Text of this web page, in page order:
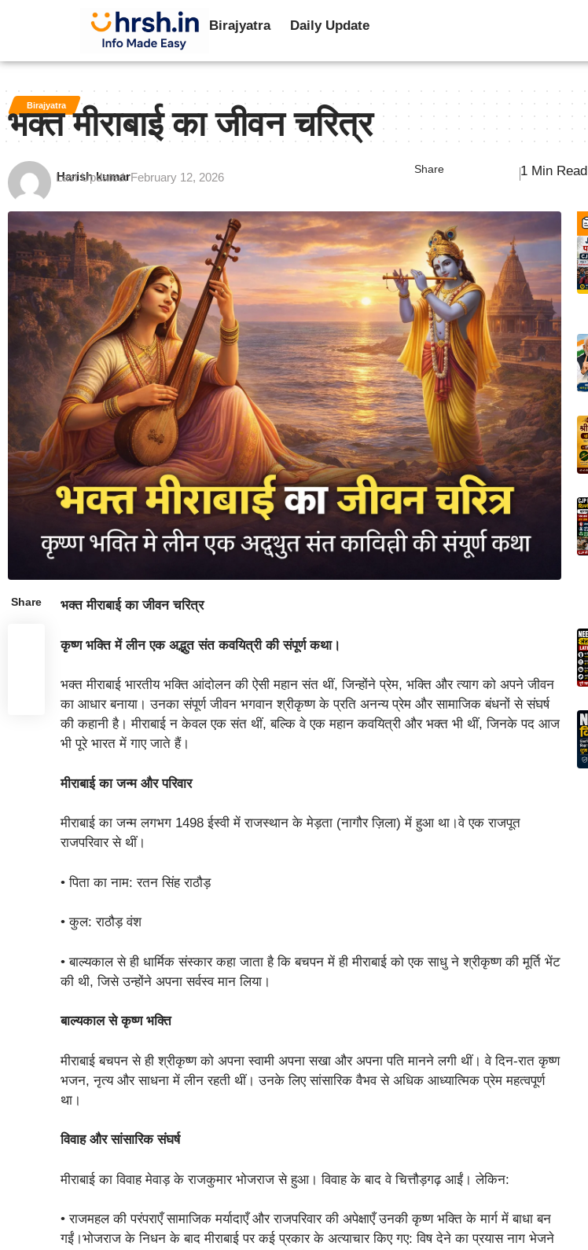
Birajyatra Daily Update
Birajyatra
भक्त मीराबाई का जीवन चरित्र
Harish kumar
Last Updated: February 12, 2026
Share 1 Min Read
Share भक्त मीराबाई का जीवन चरित्र
कृष्ण भक्ति में लीन एक अद्भुत संत कवयित्री की संपूर्ण कथा।
भक्त मीराबाई भारतीय भक्ति आंदोलन की ऐसी महान संत थीं, जिन्होंने प्रेम, भक्ति और त्याग को अपने जीवन
का आधार बनाया। उनका संपूर्ण जीवन भगवान श्रीकृष्ण के प्रति अनन्य प्रेम और सामाजिक बंधनों से संघर्ष
की कहानी है। मीराबाई न केवल एक संत थीं, बल्कि वे एक महान कवयित्री और भक्त भी थीं, जिनके पद आज
भी पूरे भारत में गाए जाते हैं।
मीराबाई का जन्म और परिवार
मीराबाई का जन्म लगभग 1498 ईस्वी में राजस्थान के मेड़ता (नागौर ज़िला) में हुआ था।वे एक राजपूत
राजपरिवार से थीं।
• पिता का नाम: रतन सिंह राठौड़
• कुल: राठौड़ वंश
• बाल्यकाल से ही धार्मिक संस्कार कहा जाता है कि बचपन में ही मीराबाई को एक साधु ने श्रीकृष्ण की मूर्ति भेंट
की थी, जिसे उन्होंने अपना सर्वस्व मान लिया।
बाल्यकाल से कृष्ण भक्ति
मीराबाई बचपन से ही श्रीकृष्ण को अपना स्वामी अपना सखा और अपना पति मानने लगी थीं। वे दिन-रात कृष्ण
भजन, नृत्य और साधना में लीन रहती थीं। उनके लिए सांसारिक वैभव से अधिक आध्यात्मिक प्रेम महत्वपूर्ण
था।
विवाह और सांसारिक संघर्ष
मीराबाई का विवाह मेवाड़ के राजकुमार भोजराज से हुआ। विवाह के बाद वे चित्तौड़गढ़ आईं। लेकिन:
• राजमहल की परंपराएँ सामाजिक मर्यादाएँ और राजपरिवार की अपेक्षाएँ उनकी कृष्ण भक्ति के मार्ग में बाधा बन
गईं।भोजराज के निधन के बाद मीराबाई पर कई प्रकार के अत्याचार किए गए: विष देने का प्रयास नाग भेजने